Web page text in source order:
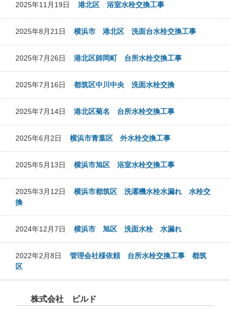
2025年11月19日 港北区 浴室水栓交換工事
2025年8月21日 横浜市 港北区 洗面台水栓交換工事
2025年7月26日 港北区師岡町 台所水栓交換工事
2025年7月16日 都筑区中川中央 洗面水栓交換
2025年7月14日 港北区菊名 台所水栓交換工事
2025年6月2日 横浜市青葉区 外水栓交換工事
2025年5月13日 横浜市旭区 浴室水栓交換工事
2025年3月12日 横浜市都筑区 洗濯機水栓水漏れ 水栓交
換
2024年12月7日 横浜市 旭区 洗面水栓 水漏れ
2022年2月8日 管理会社様依頼 台所水栓交換工事 都筑
区
株式会社 ビルド